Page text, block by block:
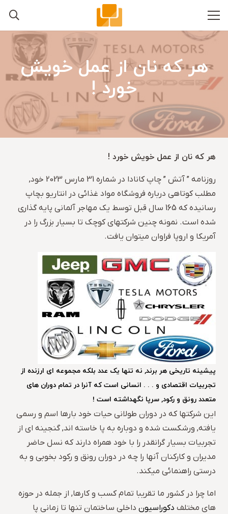
هر که نان از عمل خویش
خورد !
هر که نان از عمل خویش خورد !
روزنامه ” آتش ” چاپ کانادا در شماره 31 مارس 2023 خود,
مطلب کوتاهی درباره فروشگاه مواد غذائی در انتاریو بچاپ
رسانیده که 165 سال قبل توسط یک مهاجر آلمانی پایه گذاری
شده است. نمونه چنین شرکتهای کوچک تا بسیار بزرگ را در
آمریکا و اروپا فراوان میتوان یافت.
پیشینه تاریخی هر برند, نه تنها یک عدد بلکه مجموعه ای ارزنده از
تجربیات اقتصادی و . . . انسانی است که آنرا در تمام دوران های
متعدد رونق و رکود, سرپا نگهداشته است !
این شرکتها که در دوران طولانی حیات خود بارها اسم و رسمی
یافته, ورشکست شده و دوباره به پا خاسته اند, گنجینه ای از
تجربیات بسیار گرانقدر را با خود همراه دارند که نسل حاضر
مدیران و کارکنان آنها را چه در دوران رونق و رکود بخوبی و به
درستی راهنمائی میکند.
اما چرا در کشور ما تقریبا تمام کسب و کارها, از جمله در حوزه
های مختلف دکوراسیون داخلی ساختمان تنها تا زمانی پا